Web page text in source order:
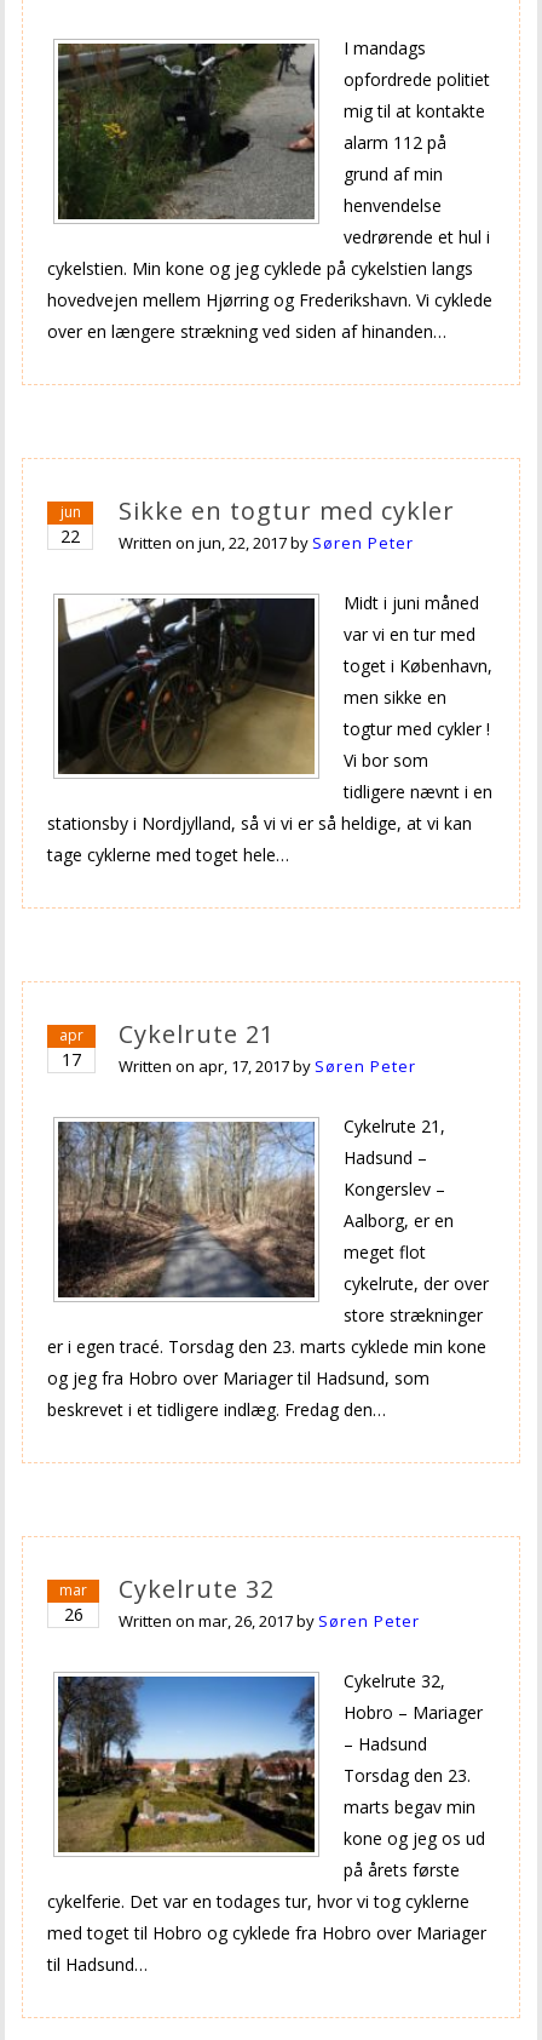
I mandags
opfordrede politiet
mig til at kontakte
alarm 112 på
grund af min
henvendelse
vedrørende et hul i
cykelstien. Min kone og jeg cyklede på cykelstien langs
hovedvejen mellem Hjørring og Frederikshavn. Vi cyklede
over en længere strækning ved siden af hinanden…
jun
22
Sikke en togtur med cykler
Written onjun, 22, 2017by Søren Peter
Midt i juni måned
var vi en tur med
toget i København,
men sikke en
togtur med cykler !
Vi bor som
tidligere nævnt i en
stationsby i Nordjylland, så vi vi er så heldige, at vi kan
tage cyklerne med toget hele…
apr
17
Cykelrute 21
Written on apr, 17, 2017by Søren Peter
Cykelrute 21,
Hadsund –
Kongerslev –
Aalborg, er en
meget flot
cykelrute, der over
store strækninger
er i egen tracé. Torsdag den 23. marts cyklede min kone
og jeg fra Hobro over Mariager til Hadsund, som
beskrevet i et tidligere indlæg. Fredag den…
mar
26
Cykelrute 32
Written onmar, 26, 2017by Søren Peter
Cykelrute 32,
Hobro – Mariager
– Hadsund
Torsdag den 23.
marts begav min
kone og jeg os ud
på årets første
cykelferie. Det var en todages tur, hvor vi tog cyklerne
med toget til Hobro og cyklede fra Hobro over Mariager
til Hadsund…